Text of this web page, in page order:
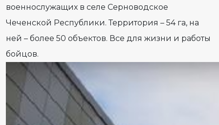
военнослужащих в селе Серноводское
Чеченской Республики. Территория – 54 га, на
ней – более 50 объектов. Все для жизни и работы
бойцов.